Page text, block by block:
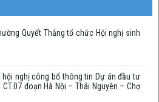
Quyết Thắng tổ chức Hội nghị sinh
hội nghị công bố thông tin Dự án đầu tư
đoạn Hà Nội – Thái Nguyên – Chợ